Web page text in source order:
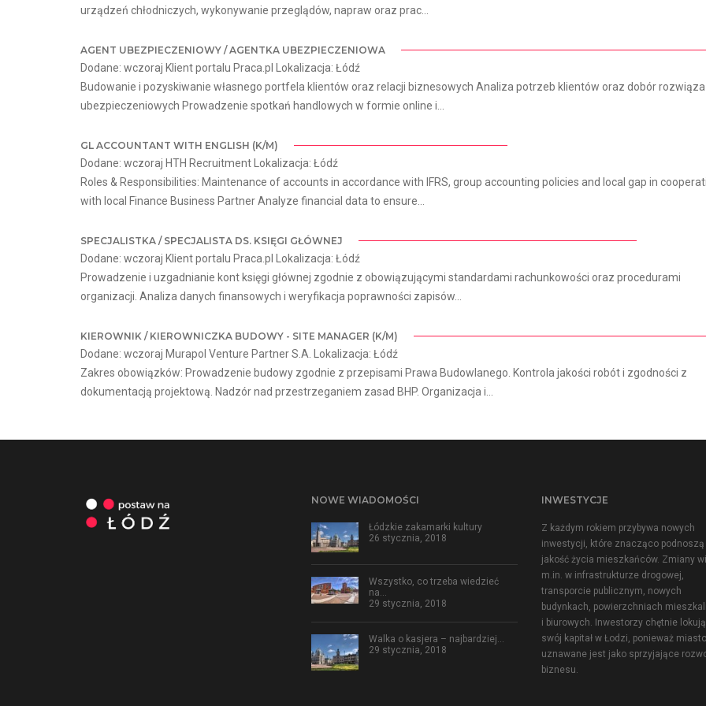
urządzeń chłodniczych, wykonywanie przeglądów, napraw oraz prac...
AGENT UBEZPIECZENIOWY / AGENTKA UBEZPIECZENIOWA
Dodane: wczoraj Klient portalu Praca.pl Lokalizacja: Łódź
Budowanie i pozyskiwanie własnego portfela klientów oraz relacji biznesowych Analiza potrzeb klientów oraz dobór
ubezpieczeniowych Prowadzenie spotkań handlowych w formie online i...
GL ACCOUNTANT WITH ENGLISH (K/M)
Dodane: wczoraj HTH Recruitment Lokalizacja: Łódź
Roles & Responsibilities: Maintenance of accounts in accordance with IFRS, group accounting policies and local gap in
with local Finance Business Partner Analyze financial data to ensure...
SPECJALISTKA / SPECJALISTA DS. KSIĘGI GŁÓWNEJ
Dodane: wczoraj Klient portalu Praca.pl Lokalizacja: Łódź
Prowadzenie i uzgadnianie kont księgi głównej zgodnie z obowiązującymi standardami rachunkowości oraz procedurami
organizacji. Analiza danych finansowych i weryfikacja poprawności zapisów...
KIEROWNIK / KIEROWNICZKA BUDOWY - SITE MANAGER (K/M)
Dodane: wczoraj Murapol Venture Partner S.A. Lokalizacja: Łódź
Zakres obowiązków: Prowadzenie budowy zgodnie z przepisami Prawa Budowlanego. Kontrola jakości robót i zgodności z
dokumentacją projektową. Nadzór nad przestrzeganiem zasad BHP. Organizacja i...
NOWE WIADOMOŚCI
Łódzkie zakamarki kultury
26 stycznia, 2018
Wszystko, co trzeba wiedzieć
na…
29 stycznia, 2018
Walka o kasjera – najbardziej…
29 stycznia, 2018
INWESTYCJE
Z każdym rokiem przybywa nowych
inwestycji, które znacząco podnoszą
jakość życia mieszkańców. Zmiany
m.in. w infrastrukturze drogowej,
transporcie publicznym, nowych
budynkach, powierzchniach
i biurowych. Inwestorzy chętnie lokują
swój kapitał w Łodzi, ponieważ miasto
uznawane jest jako sprzyjające
biznesu.